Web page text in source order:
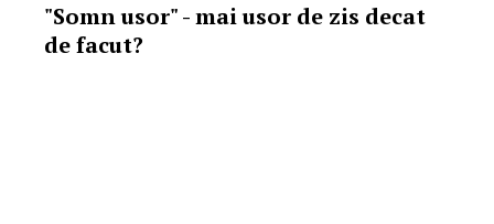
"Somn usor" - mai usor de zis decat
de facut?